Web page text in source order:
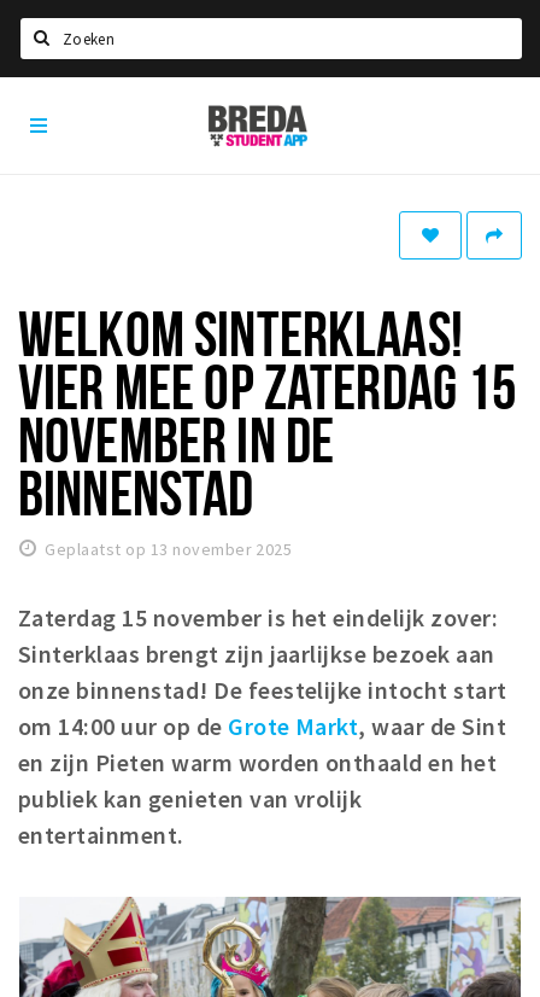
HOME
Studentenverenigingen
Studentenraad
Studentenroutes
New in town? Check FAQ!
WONEN
Woonruimte
Zorgverzekering
Huisarts en eerste hulp
Q&A
KORTING
Breda Student Shop
Draai aan het rad!
VRIJE TIJD
Sport
Nieuws
Breda
Student
WELKOM SINTERKLAAS!
VIER MEE OP ZATERDAG 15
NOVEMBER IN DE
BINNENSTAD
Geplaatst op 13 november 2025
Zaterdag 15 november is het eindelijk zover:
Sinterklaas brengt zijn jaarlijkse bezoek aan
onze binnenstad! De feestelijke intocht start
om 14:00 uur op de Grote Markt, waar de Sint
en zijn Pieten warm worden onthaald en het
publiek kan genieten van vrolijk
entertainment.